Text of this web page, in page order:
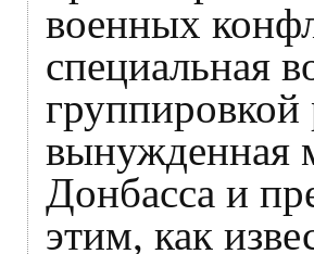
военных
специальная
группировкой
вынужденная
Донбасса и
этим, как